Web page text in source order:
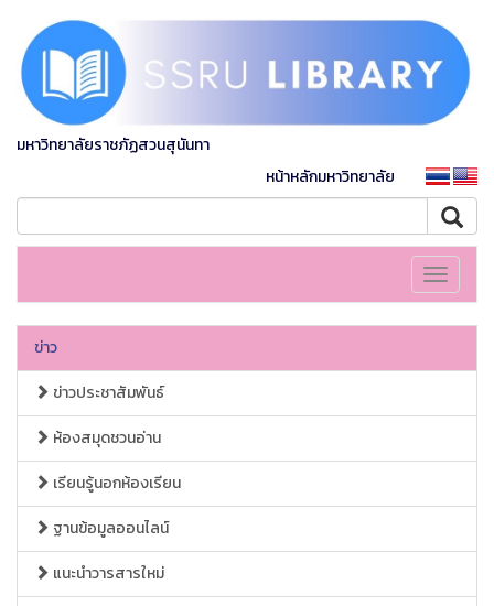
มหาวิทยาลัยราชภัฏสวนสุนันทา
หน้าหลักมหาวิทยาลัย
Toggle
ข่าว
ข่าวประชาสัมพันธ์
ห้องสมุดชวนอ่าน
เรียนรู้นอกห้องเรียน
ฐานข้อมูลออนไลน์
แนะนำวารสารใหม่